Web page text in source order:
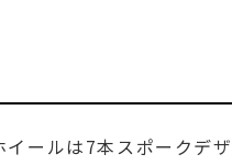
ールは7本スポークデ